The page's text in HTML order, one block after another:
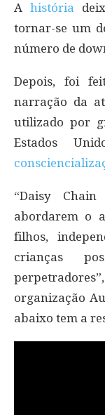
A história
tornar-se um
número de
Depois, foi
narração da
utilizado por
Estados
“Daisy
abordarem o
filhos,
crianças
organização
abaixo tem a